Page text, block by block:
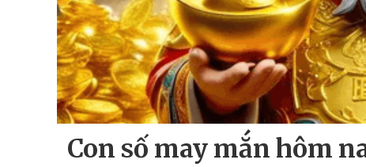
Con số may mắn hôm